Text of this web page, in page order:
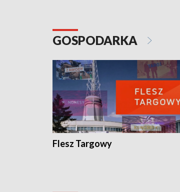
GOSPODARKA
Flesz Targowy